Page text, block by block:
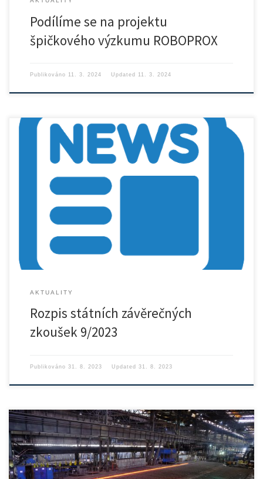
Podílíme se na projektu
špičkového výzkumu ROBOPROX
Publikováno 11. 3. 2024 Updated 11. 3. 2024
Rozpis SZZ
AKTUALITY
Rozpis státních závěrečných
zkoušek 9/2023
Publikováno 31. 8. 2023 Updated 31. 8. 2023